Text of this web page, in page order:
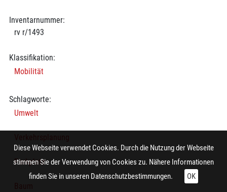
Inventarnummer:
rv r/1493
Klassifikation:
Mobilität
Schlagworte:
Umwelt
Parkplatz
Diese Webseite verwendet Cookies. Durch die Nutzung der Webseite
stimmen Sie der Verwendung von Cookies zu. Nähere Informationen
finden Sie in unseren Datenschutzbestimmungen. OK